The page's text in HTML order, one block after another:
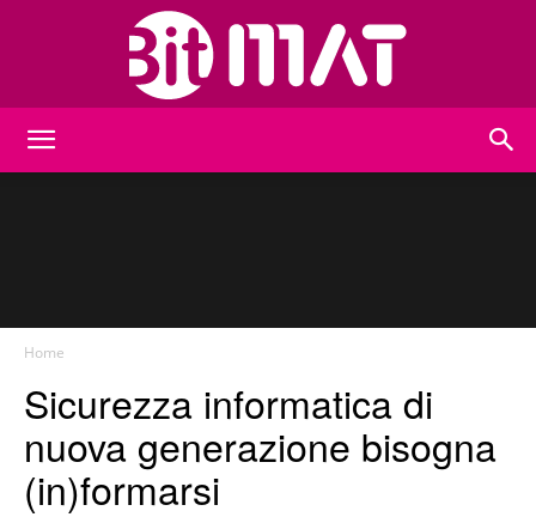
Home
Sicurezza informatica di
nuova generazione bisogna
(in)formarsi